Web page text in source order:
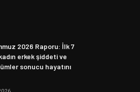
2026 Raporu: İlk 7
erkek şiddeti ve
sonucu hayatını